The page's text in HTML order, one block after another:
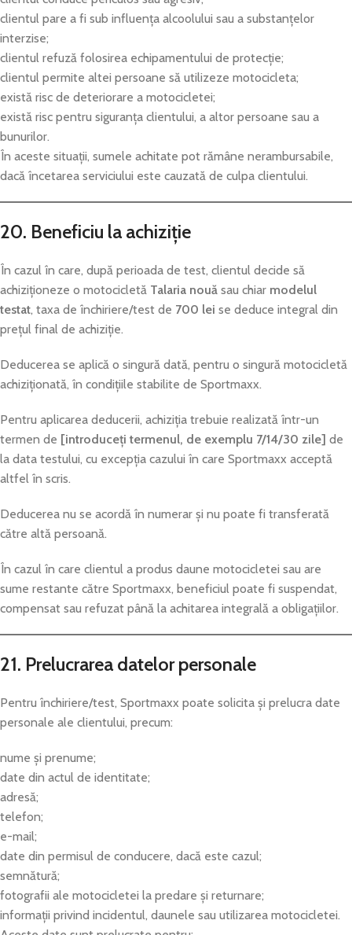
clientul pare a fi sub influența alcoolului sau a substanțelor
interzise;
clientul refuză folosirea echipamentului de protecție;
clientul permite altei persoane să utilizeze motocicleta;
există risc de deteriorare a motocicletei;
există risc pentru siguranța clientului, a altor persoane sau a
bunurilor.
În aceste situații, sumele achitate pot rămâne nerambursabile,
dacă încetarea serviciului este cauzată de culpa clientului.
20. Beneficiu la achiziție
În cazul în care, după perioada de test, clientul decide să
achiziționeze o motocicletă Talaria nouă sau chiar modelul
testat, taxa de închiriere/test de 700 lei se deduce integral din
prețul final de achiziție.
Deducerea se aplică o singură dată, pentru o singură motocicletă
achiziționată, în condițiile stabilite de Sportmaxx.
Pentru aplicarea deducerii, achiziția trebuie realizată într-un
termen de [introduceți termenul, de exemplu 7/14/30 zile] de
la data testului, cu excepția cazului în care Sportmaxx acceptă
altfel în scris.
Deducerea nu se acordă în numerar și nu poate fi transferată
către altă persoană.
În cazul în care clientul a produs daune motocicletei sau are
sume restante către Sportmaxx, beneficiul poate fi suspendat,
compensat sau refuzat până la achitarea integrală a obligațiilor.
21. Prelucrarea datelor personale
Pentru închiriere/test, Sportmaxx poate solicita și prelucra date
personale ale clientului, precum:
nume și prenume;
date din actul de identitate;
adresă;
telefon;
e-mail;
date din permisul de conducere, dacă este cazul;
semnătură;
fotografii ale motocicletei la predare și returnare;
informații privind incidentul, daunele sau utilizarea motocicletei.